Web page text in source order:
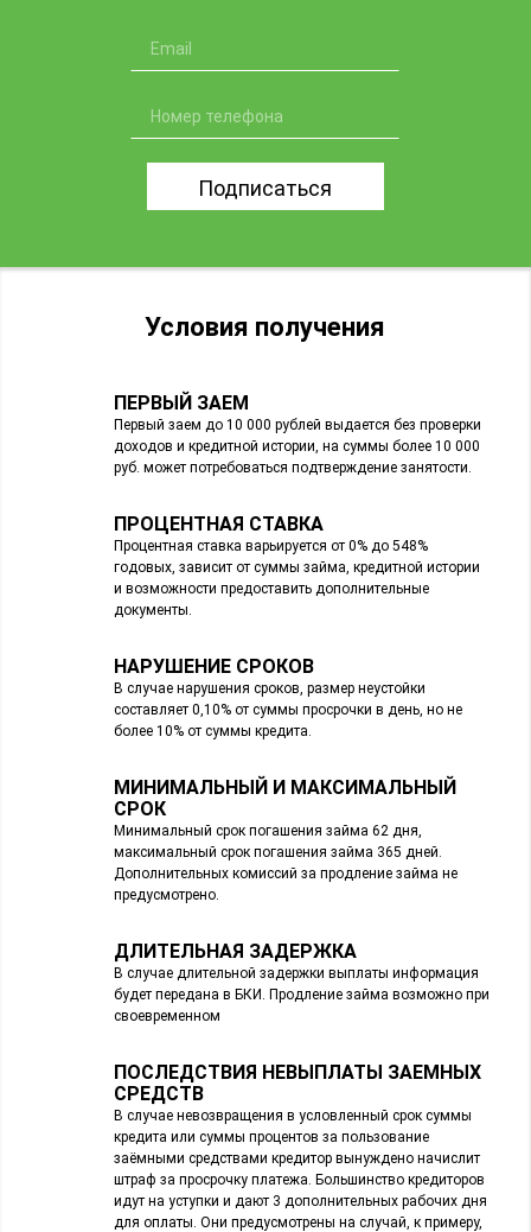
Подписаться
Условия получения
ПЕРВЫЙ ЗАЕМ
Первый заем до 10 000 рублей выдается без проверки
доходов и кредитной истории, на суммы более 10 000
руб. может потребоваться подтверждение занятости.
ПРОЦЕНТНАЯ СТАВКА
Процентная ставка варьируется от 0% до 548%
годовых, зависит от суммы займа, кредитной истории
и возможности предоставить дополнительные
документы.
НАРУШЕНИЕ СРОКОВ
В случае нарушения сроков, размер неустойки
составляет 0,10% от суммы просрочки в день, но не
более 10% от суммы кредита.
МИНИМАЛЬНЫЙ И МАКСИМАЛЬНЫЙ
СРОК
Минимальный срок погашения займа 62 дня,
максимальный срок погашения займа 365 дней.
Дополнительных комиссий за продление займа не
предусмотрено.
ДЛИТЕЛЬНАЯ ЗАДЕРЖКА
В случае длительной задержки выплаты информация
будет передана в БКИ. Продление займа возможно при
своевременном
ПОСЛЕДСТВИЯ НЕВЫПЛАТЫ ЗАЕМНЫХ
СРЕДСТВ
В случае невозвращения в условленный срок суммы
кредита или суммы процентов за пользование
заёмными средствами кредитор вынуждено начислит
штраф за просрочку платежа. Большинство кредиторов
идут на уступки и дают 3 дополнительных рабочих дня
для оплаты. Они предусмотрены на случай, к примеру,